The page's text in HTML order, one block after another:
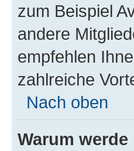
zum Beispiel
andere
empfehlen
zahlreiche
Nach oben
Warum